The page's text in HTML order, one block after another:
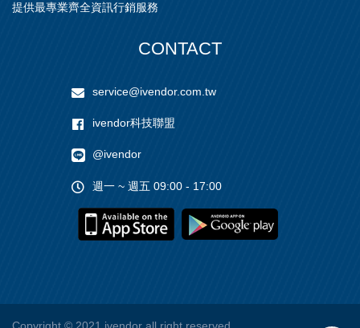
提供最專業齊全資訊行銷服務
CONTACT
service@ivendor.com.tw
ivendor科技聯盟
@ivendor
週一 ~ 週五 09:00 - 17:00
Copyright © 2021 ivendor all right reserved.